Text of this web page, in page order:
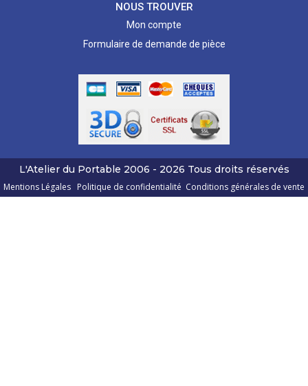
NOUS TROUVER
Mon compte
Formulaire de demande de pièce
L'Atelier du Portable 2006 - 2026 Tous droits réservés
Mentions Légales Politique de confidentialité Conditions générales de vente